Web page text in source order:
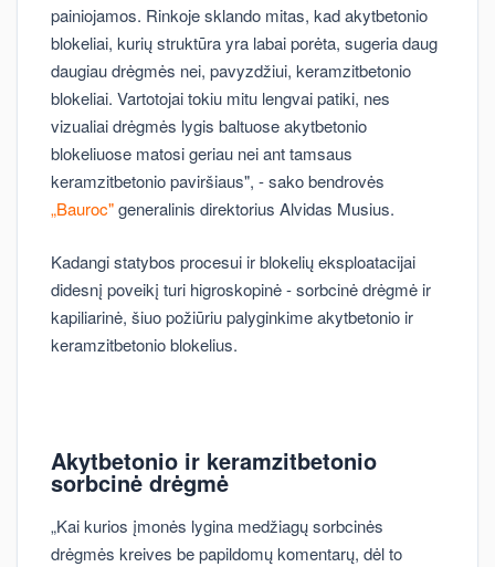
painiojamos. Rinkoje sklando mitas, kad akytbetonio
blokeliai, kurių struktūra yra labai porėta, sugeria daug
daugiau drėgmės nei, pavyzdžiui, keramzitbetonio
blokeliai. Vartotojai tokiu mitu lengvai patiki, nes
vizualiai drėgmės lygis baltuose akytbetonio
blokeliuose matosi geriau nei ant tamsaus
keramzitbetonio paviršiaus", - sako bendrovės
„Bauroc"generalinis direktorius Alvidas Musius.
Kadangi statybos procesui ir blokelių eksploatacijai
didesnį poveikį turi higroskopinė - sorbcinė drėgmė ir
kapiliarinė, šiuo požiūriu palyginkime akytbetonio ir
keramzitbetonio blokelius.
Akytbetonio ir keramzitbetonio
sorbcinė drėgmė
„Kai kurios įmonės lygina medžiagų sorbcinės
drėgmės kreives be papildomų komentarų, dėl to